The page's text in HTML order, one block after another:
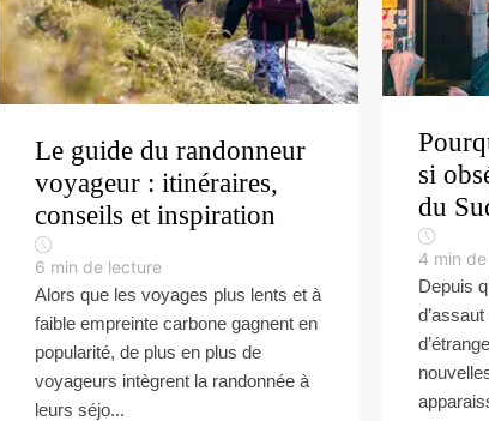
Le guide du randonneur
voyageur : itinéraires,
conseils et inspiration
6 min de lecture
Alors que les voyages plus lents et à
faible empreinte carbone gagnent en
popularité, de plus en plus de
voyageurs intègrent la randonnée à
leurs séjo...
si
du
4 min
Depuis